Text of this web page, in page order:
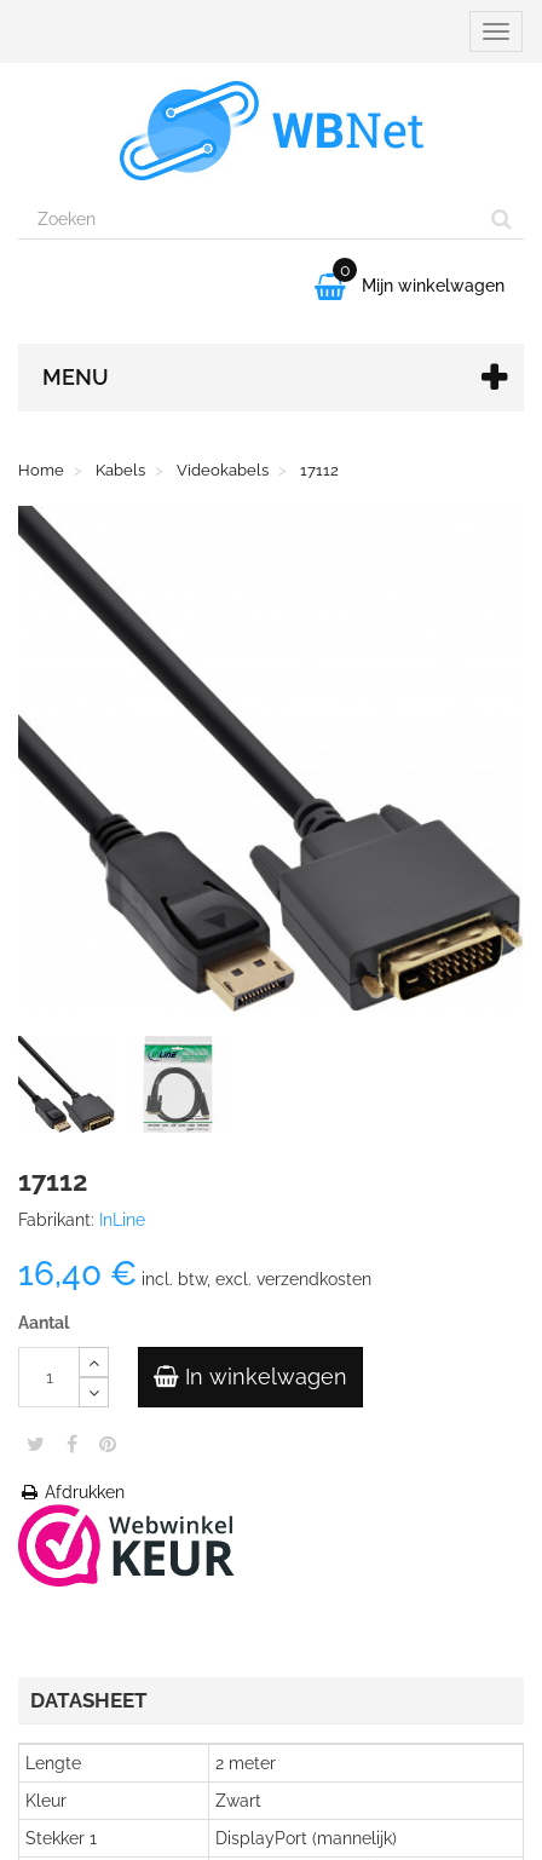

0
Mijn winkelwagen
MENU
Home Kabels Videokabels 17112
17112
Fabrikant: InLine
16,40 € incl. btw, excl. verzendkosten
Aantal
In winkelwagen
Afdrukken
DATASHEET
Lengte
2 meter
Kleur
Zwart
Stekker 1
DisplayPort (mannelijk)